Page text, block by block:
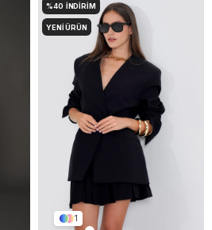
1
%40 İNDIRIM
YENI ÜRÜN